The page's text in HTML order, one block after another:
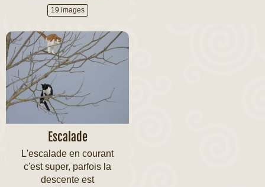
19 images
Escalade
L'escalade en courant
c'est super, parfois la
descente est